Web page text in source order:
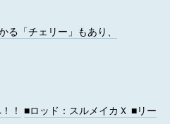
る「チェリー」もあり、
！
■ロッド ：スルメイカＸ■リー